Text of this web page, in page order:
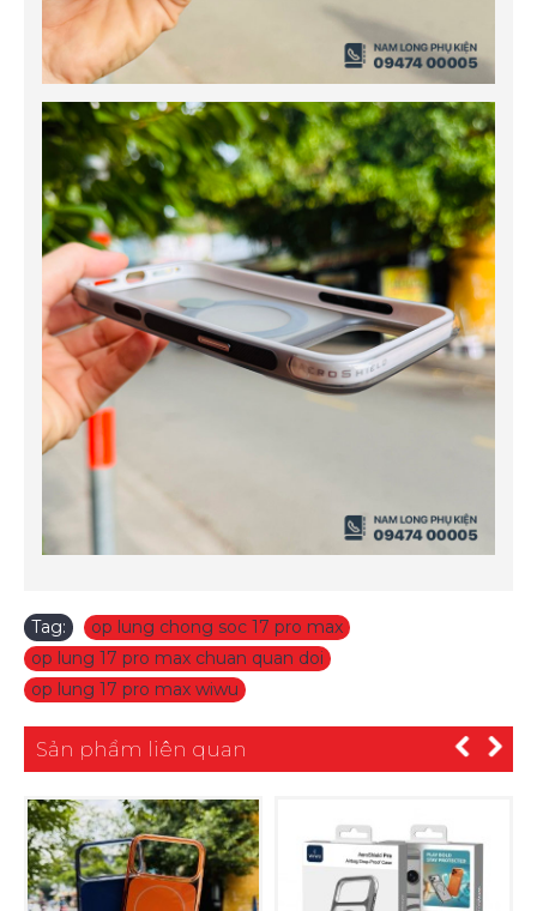
Tag: op lung chong soc 17 pro max
op lung 17 pro max chuan quan doi
op lung 17 pro max wiwu
Sản phẩm liên quan